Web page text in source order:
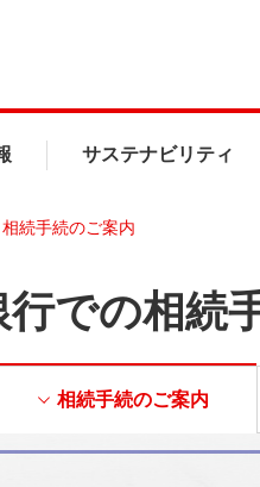
サステナビリティ
相続手続のご案内
での相続
相続手続のご案内